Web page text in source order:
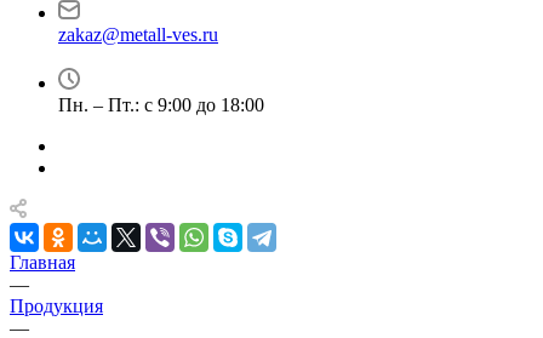
zakaz@metall-ves.ru
Пн. – Пт.: с 9:00 до 18:00
Главная
—
Продукция
—